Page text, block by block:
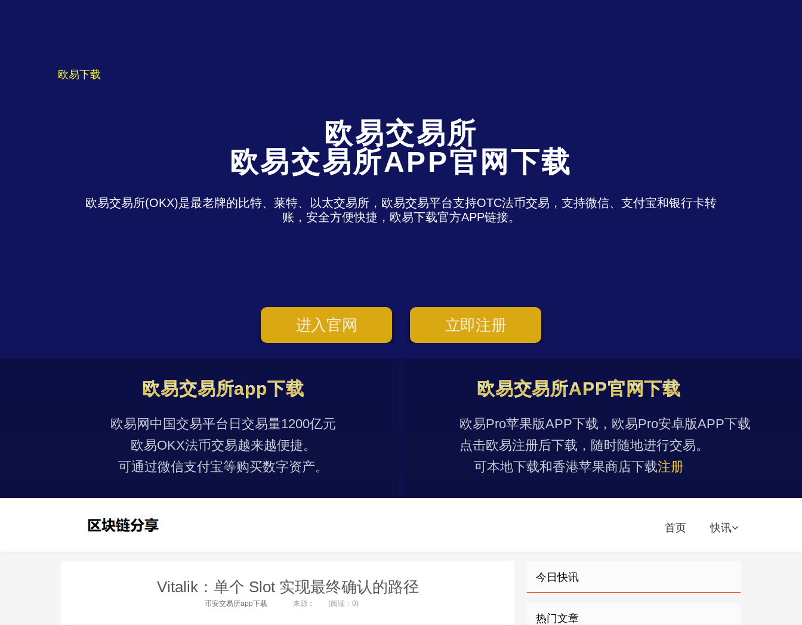
欧易下载
欧易交易所
欧易交易所APP官网下载
欧易交易所(OKX)是最老牌的比特、莱特、以太交易所，欧易交易平台支持OTC法币交易，支持微信、支付宝和银行卡转
账，安全方便快捷，欧易下载官方APP链接。
进入官网 立即注册
欧易交易所app下载
欧易网中国交易平台日交易量1200亿元
欧易OKX法币交易越来越便捷。
可通过微信支付宝等购买数字资产。
欧易交易所APP官网下载
欧易Pro苹果版APP下载，欧易Pro安卓版APP下载
点击欧易注册后下载，随时随地进行交易。
可本地下载和香港苹果商店下载注册
首页 快讯
Vitalik：单个 Slot 实现最终确认的路径
币安交易所app下载 来源： (阅读：0)
今日快讯
热门文章